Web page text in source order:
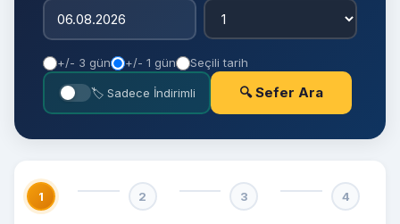
+/- 3 gün +/- 1 gün Seçili tarih
🏷 Sadece İndirimli 🔍 Sefer Ara
1 2 3 4